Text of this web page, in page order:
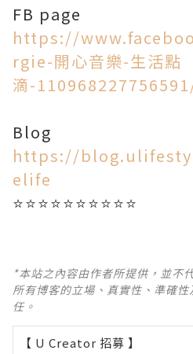
FB page
https://
rgie-開心音樂-生活點
滴-
Blog
https://
elife
⭐⭐⭐⭐⭐⭐⭐⭐⭐⭐
*本站之內容由作者所提供，並不
所有博客的立場、真實性、準確
任。
【 U Creator 招募 】